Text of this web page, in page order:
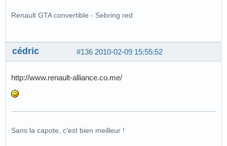
Renault GTA convertible - Sebring red
#136 2010-02-09 15:55:52
cédric
http://www.renault-alliance.co.me/
Sans la capote, c'est bien meilleur !